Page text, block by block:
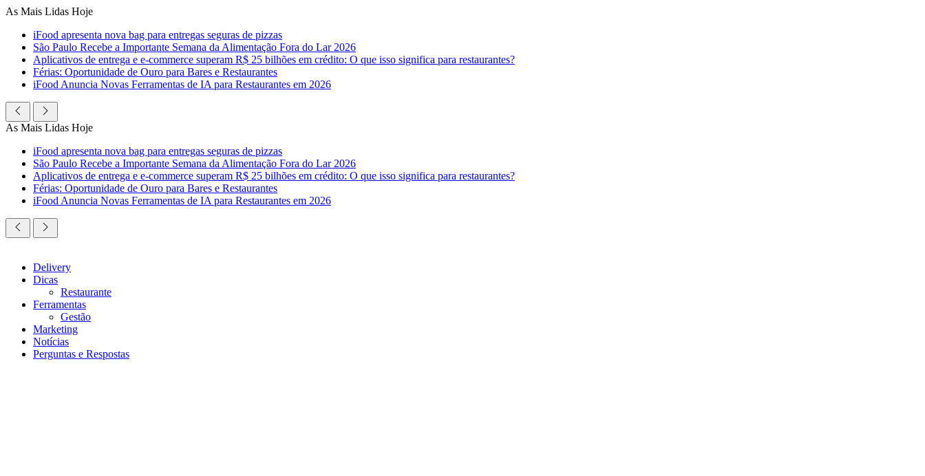
Ir
conteúdo
As Mais Lidas Hoje
iFood apresenta nova bag para entregas seguras de pizzas
São Paulo Recebe a Importante Semana da Alimentação Fora do Lar 2026
Aplicativos de entrega e e-commerce superam R$ 25 bilhões em crédito: O que isso significa para restaurantes?
Férias: Oportunidade de Ouro para Bares e Restaurantes
iFood Anuncia Novas Ferramentas de IA para Restaurantes em 2026
As Mais Lidas Hoje
iFood apresenta nova bag para entregas seguras de pizzas
São Paulo Recebe a Importante Semana da Alimentação Fora do Lar 2026
Aplicativos de entrega e e-commerce superam R$ 25 bilhões em crédito: O que isso significa para restaurantes?
Férias: Oportunidade de Ouro para Bares e Restaurantes
iFood Anuncia Novas Ferramentas de IA para Restaurantes em 2026
Delivery
Dicas
Restaurante
Ferramentas
Gestão
Marketing
Notícias
Perguntas e Respostas